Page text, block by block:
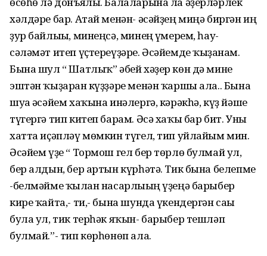
хәлдәре бар. Атай менән- әсәйҙең миңә биргән иң
ҙур байлығы, минеңсә, минең ғүмерем, һау-
сәләмәт итеп үҫтереүҙәре. Әсәйемде ҡыҙғанам.
Бына шул “ Шатлыҡ” әбей хәҙер көн дә мине
эштән ҡыҙарған күҙҙәре менән ҡаршы ала.. Бына
шуға әсәйем хаҡына инәлергә, кәрәкһә, күҙ йәше
түгергә тип китеп барам. Әсә хаҡы бар бит. Уны
хатта иҫәпләү мөмкин түгел, тип уйлайым мин.
Әсәйем үҙе “ Тормош гел бер төрлө булмай ул,
бер алдын, бер артын күрһәтә. Тик бына белепме
-белмәйме ҡылған насарлығың үҙеңә барыбер
кире ҡайта,- ти,- бына шунда үкендергән сағы
була ул, тик терһәк яҡын- барыбер тешләп
булмай.”- тип көрһөнөп ала.